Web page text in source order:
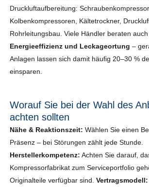
Druckluftaufbereitung:
Kolbenkompressoren, Kältetrockner,
Rohrleitungsbau. Viele Händler beraten auch
Energieeffizienz und Leckageortung –
Anlagen lassen sich damit häufig 20–30 %
einsparen.
Worauf Sie bei der Wahl des
achten sollten
Nähe & Reaktionszeit: Wählen Sie einen
Präsenz – bei Störungen zählt jede Stunde.
Herstellerkompetenz: Achten Sie darauf,
Kompressorfabrikat zum Serviceportfolio
Originalteile verfügbar sind. Vertragsmodell: